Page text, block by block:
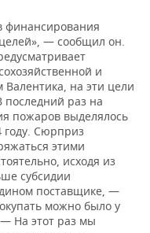
финансирования
— сообщил он.
и
на эти цели
последний раз на
пожаров выделялось
году. Сюрприз
этими
исходя из
субсидии
поставщике, —
можно было у
На этот раз мы